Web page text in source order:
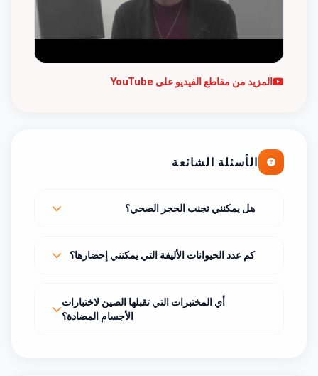
المزيد من مقاطع الفيديو على YouTube
الأسئلة الشائعة
هل يمكنني تجنب الحجر الصحي؟
كم عدد الحيوانات الأليفة التي يمكنني إحضارها؟
أي المختبرات التي تقبلها الصين لاختبارات
الأجسام المضادة؟